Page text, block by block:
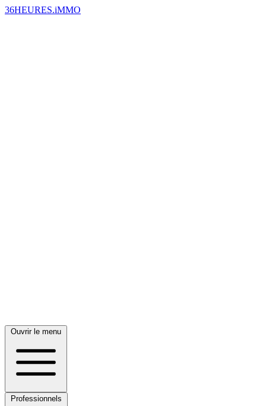
36HEURES.iMMO
Ouvrir le menu
Professionnels